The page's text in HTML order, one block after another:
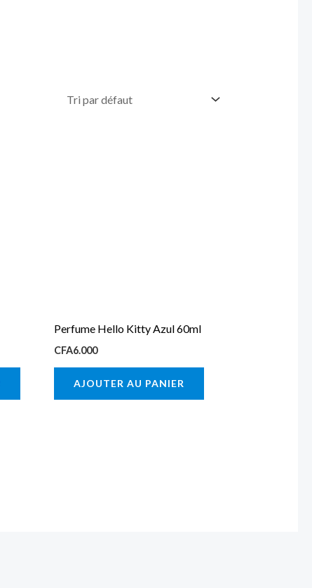
Perfume Hello Kitty Azul 60ml
CFA6.000
AJOUTER AU PANIER